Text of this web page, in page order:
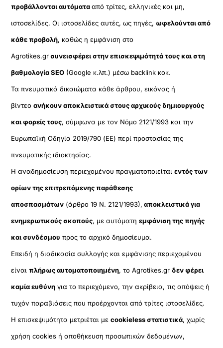
προβάλλονται αυτόματααπό τρίτες, ελληνικές και μη,
ιστοσελίδες. Οι ιστοσελίδες αυτές, ως πηγές, ωφελούνται από
κάθε προβολή, καθώς η εμφάνιση στο
Agrotikes.grσυνεισφέρει στην επισκεψιμότητά τους και στη
βαθμολογία SEO (Google κ.λπ.) μέσω backlink κοκ.
Τα πνευματικά δικαιώματα κάθε άρθρου, εικόνας ή
βίντεοανήκουν αποκλειστικά στους αρχικούς δημιουργούς
και φορείς τους, σύμφωνα με τον Νόμο 2121/1993 και την
Ευρωπαϊκή Οδηγία 2019/790 (ΕΕ) περί προστασίας της
πνευματικής ιδιοκτησίας.
Η αναδημοσίευση περιεχομένου πραγματοποιείταιεντός των
ορίων της επιτρεπόμενης παράθεσης
αποσπασμάτων (άρθρο 19 Ν. 2121/1993), αποκλειστικά για
ενημερωτικούς σκοπούς, με αυτόματηεμφάνιση της πηγής
και συνδέσμου προς το αρχικό δημοσίευμα.
Επειδή η διαδικασία συλλογής και εμφάνισης περιεχομένου
είναιπλήρως αυτοματοποιημένη, το Agrotikes.gr δεν φέρει
καμία ευθύνη για το περιεχόμενο, την ακρίβεια, τις απόψεις ή
τυχόν παραβιάσεις που προέρχονται από τρίτες ιστοσελίδες.
Η επισκεψιμότητα μετριέται μεcookieless στατιστικά, χωρίς
χρήση cookies ή αποθήκευση προσωπικών δεδομένων,